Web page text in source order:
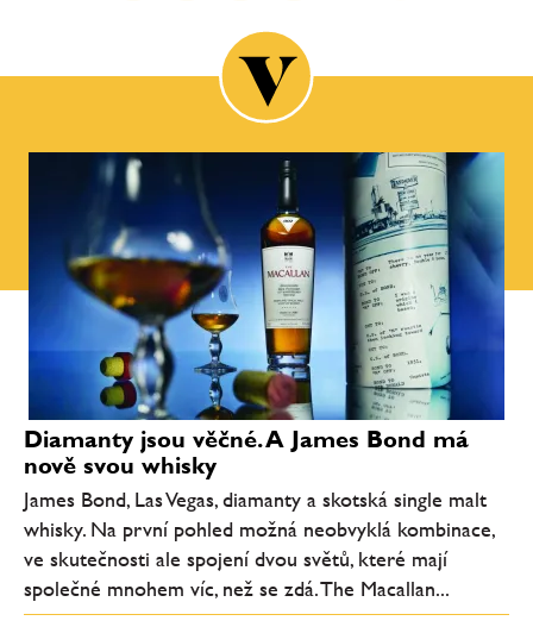
Diamanty jsou věčné. A James Bond má
nově svou whisky
James Bond, Las Vegas, diamanty a skotská single malt
whisky. Na první pohled možná neobvyklá kombinace,
ve skutečnosti ale spojení dvou světů, které mají
společné mnohem víc, než se zdá. The Macallan...